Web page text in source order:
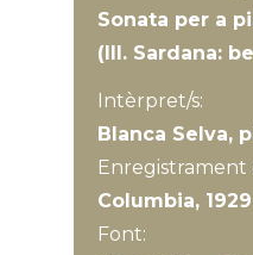
Sonata per a
(III. Sardana:
Intèrpret/s:
Blanca Selva,
Enregistrament
Columbia,
Font: